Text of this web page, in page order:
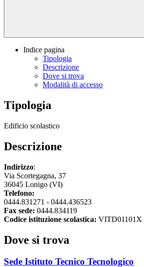
Indice pagina
Tipologia
Descrizione
Dove si trova
Modalità di accesso
Tipologia
Edificio scolastico
Descrizione
Indirizzo:
Via Scortegagna, 37
36045 Lonigo (VI)
Telefono:
0444.831271 - 0444.436523
Fax sede: 0444.834119
Codice istituzione scolastica: VITD01101X
Dove si trova
Sede Istituto Tecnico Tecnologico